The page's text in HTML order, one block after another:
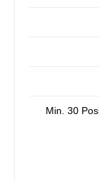
Min. 30